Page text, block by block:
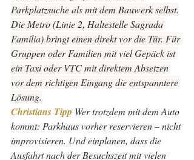
Parkplatzsuche als mit dem Bauwerk selbst.
Die Metro (Linie 2, Haltestelle Sagrada
Família) bringt einen direkt vor die Tür. Für
Gruppen oder Familien mit viel Gepäck ist
ein Taxi oder VTC mit direktem Absetzen
vor dem richtigen Eingang die entspanntere
Lösung.
Christians Tipp Wer trotzdem mit dem Auto
kommt: Parkhaus vorher reservieren – nicht
improvisieren. Und einplanen, dass die
Ausfahrt nach der Besuchszeit mit vielen